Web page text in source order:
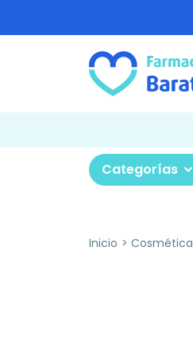
Categorías
Inicio Cosmética